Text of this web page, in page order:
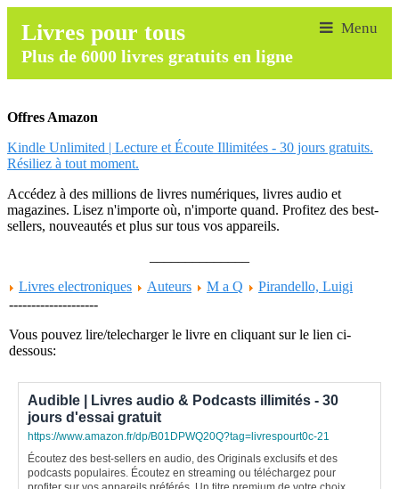
Livres pour tous
Plus de 6000 livres gratuits en ligne
Offres Amazon
Kindle Unlimited | Lecture et Écoute Illimitées - 30 jours gratuits.
Résiliez à tout moment.
Accédez à des millions de livres numériques, livres audio et
magazines. Lisez n'importe où, n'importe quand. Profitez des best-
sellers, nouveautés et plus sur tous vos appareils.
Livres electroniques
Auteurs M a Q
Pirandello, Luigi
--------------------
Vous pouvez lire/telecharger le livre en cliquant sur le lien ci-
dessous:
Audible | Livres audio & Podcasts illimités - 30
jours d'essai gratuit
https://www.amazon.fr/dp/B01DPWQ20Q?tag=livrespourt0c-21
Écoutez des best-sellers en audio, des Originals exclusifs et des
podcasts populaires. Écoutez en streaming ou téléchargez pour